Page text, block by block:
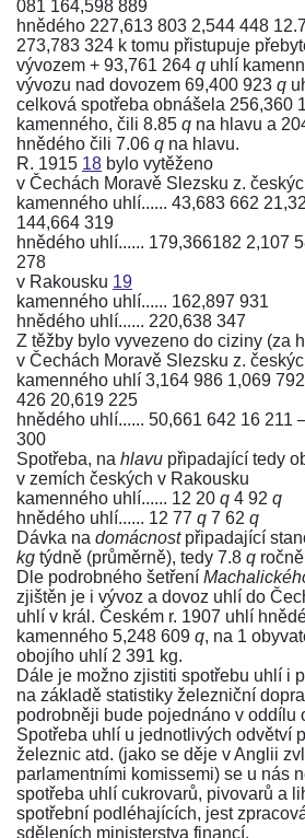
081 164,598 889
hnědého 227,613 803 2,544 448
273,783 324 k tomu přistupuje
vývozem + 93,761 264 q uhlí
vývozu nad dovozem 69,400 923 q
celková spotřeba obnášela 256,360
kamenného, čili 8.85 q na hlavu a
hnědého čili 7.06 q na hlavu.
R. 1915 18 bylo vytěženo
v Čechách Moravě Slezsku z.
kamenného uhlí...... 43,683 662
144,664 319
hnědého uhlí...... 179,366182 2,107
278
v Rakousku 19
kamenného uhlí...... 162,897 931
hnědého uhlí...... 220,638 347
Z těžby bylo vyvezeno do ciziny (za
v Čechách Moravě Slezsku z.
kamenného uhlí 3,164 986 1,069
426 20,619 225
hnědého uhlí...... 50,661 642 16 211
300
Spotřeba, na hlavu připadající tedy
v zemích českých v Rakousku
kamenného uhlí...... 12 20 q 4 92 q
hnědého uhlí...... 12 77 q 7 62 q
Dávka na domácnostpřipadající
kg týdně (průměrně), tedy 7.8 q
Dle podrobného šetření
zjištěn je i vývoz a dovoz uhlí do
uhlí v král. Českém r. 1907 uhlí
kamenného 5,248 609 q, na 1
obojího uhlí 2 391 kg.
Dále je možno zjistiti spotřebu uhlí i
na základě statistiky železniční
podrobněji bude pojednáno v oddílu
Spotřeba uhlí u jednotlivých odvětví
železnic atd. (jako se děje v Anglii
parlamentními komissemi) se u nás
spotřeba uhlí cukrovarů, pivovarů a
spotřební podléhajících, jest
sděleních ministerstva financí.